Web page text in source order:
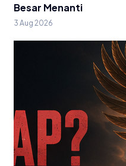
Besar Menanti
3 Aug 2026